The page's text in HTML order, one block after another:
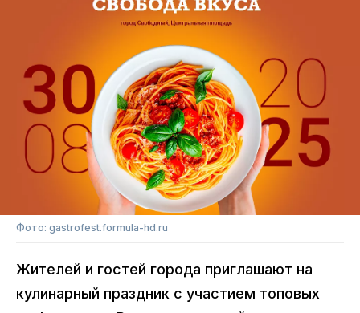
Фото: gastrofest.formula-hd.ru
Жителей и гостей города приглашают на
кулинарный праздник с участием топовых